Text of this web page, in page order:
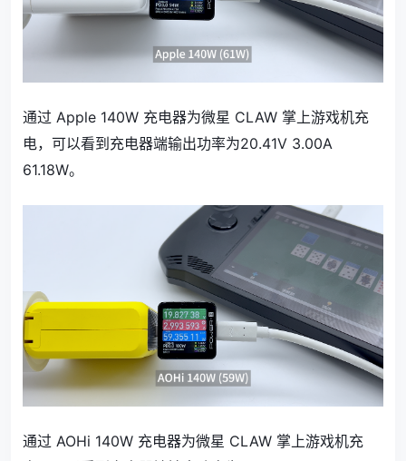
通过 Apple 140W 充电器为微星 CLAW 掌上游戏机充
电，可以看到充电器端输出功率为20.41V 3.00A
61.18W。
通过 AOHi 140W 充电器为微星 CLAW 掌上游戏机充